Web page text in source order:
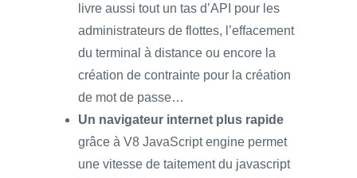
livre aussi tout un tas d’API pour les
administrateurs de flottes, l’effacement
du terminal à distance ou encore la
création de contrainte pour la création
de mot de passe…
Un navigateur internet plus rapide
grâce à V8 JavaScript engine permet
une vitesse de taitement du javascript